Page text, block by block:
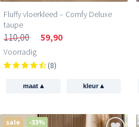
Fluffy vloerkleed – Comfy Deluxe
taupe
110,00 59,90
Voorradig
(8)
maat ▴ kleur▴
sale -33%